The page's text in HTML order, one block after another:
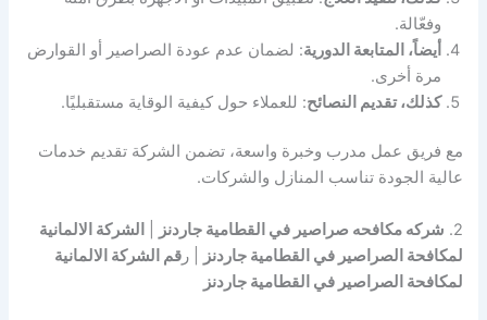
وفعّالة.
أيضاً، المتابعة الدورية: لضمان عدم عودة الصراصير أو القوارض
مرة أخرى.
كذلك، تقديم النصائح: للعملاء حول كيفية الوقاية مستقبليًا.
مع فريق عمل مدرب وخبرة واسعة، تضمن الشركة تقديم خدمات
عالية الجودة تناسب المنازل والشركات.
2. شركه مكافحه صراصير في القطامية جاردنز
الشركة الالمانية
لمكافحة الصراصير في القطامية جاردنز
| رقم الشركة الالمانية
لمكافحة الصراصير في القطامية جاردنز